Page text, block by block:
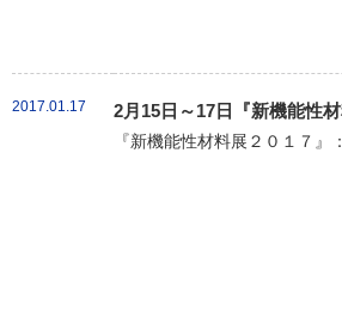
2017.01.17 2月15日～17日『新機能性
『新機能性材料展２０１７